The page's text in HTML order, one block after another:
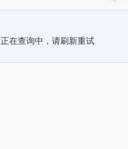
正在查询中，请刷新重试